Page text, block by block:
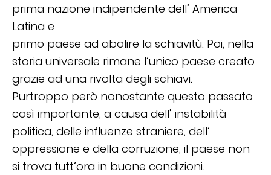
prima nazione indipendente dell’ America
Latina e
primo paese ad abolire la schiavitù. Poi, nella
storia universale rimane l’unico paese creato
grazie ad una rivolta degli schiavi.
Purtroppo però nonostante questo passato
così importante, a causa dell’ instabilità
politica, delle influenze straniere, dell’
oppressione e della corruzione, il paese non
si trova tutt’ora in buone condizioni.